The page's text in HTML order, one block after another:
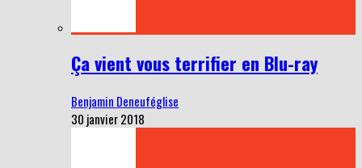
Ça vient vous terrifier en Blu-ray
Benjamin Deneuféglise
30 janvier 2018